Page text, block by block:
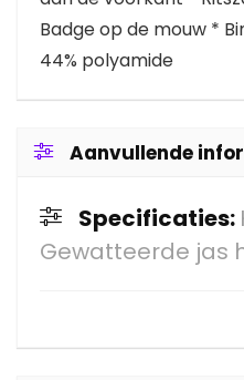
Badge op de mouw *
44% polyamide
Aanvullende
Specificaties:
Gewatteerde jas